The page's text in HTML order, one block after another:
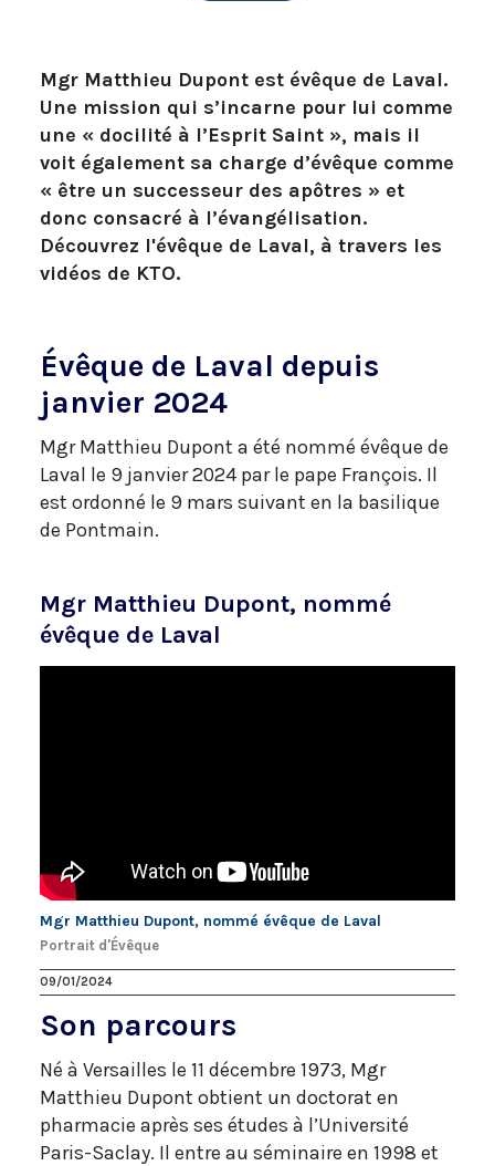
Mgr Matthieu Dupont est évêque de Laval.
Une mission qui s’incarne pour lui comme
une « docilité à l’Esprit Saint », mais il
voit également sa charge d’évêque comme
« être un successeur des apôtres » et
donc consacré à l’évangélisation.
Découvrez l'évêque de Laval, à travers les
vidéos de KTO.
Évêque de Laval depuis
janvier 2024
Mgr Matthieu Dupont a été nommé évêque de
Laval le 9 janvier 2024 par le pape François. Il
est ordonné le 9 mars suivant en la basilique
de Pontmain.
Mgr Matthieu Dupont, nommé
évêque de Laval
Mgr Matthieu Dupont, nommé évêque de Laval
Portrait d'Évêque
09/01/2024
Son parcours
Né à Versailles le 11 décembre 1973, Mgr
Matthieu Dupont obtient un doctorat en
pharmacie après ses études à l’Université
Paris-Saclay. Il entre au séminaire en 1998 et